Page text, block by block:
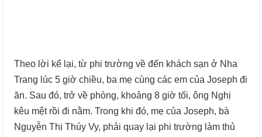
Theo lời kể lại, từ phi trường về đến khách sạn ở Nha
Trang lúc 5 giờ chiều, ba mẹ cùng các em của Joseph đi
ăn. Sau đó, trở về phòng, khoảng 8 giờ tối, ông Nghị
kêu mệt rồi đi nằm. Trong khi đó, mẹ của Joseph, bà
Nguyễn Thị Thúy Vy, phải quay lại phi trường làm thủ